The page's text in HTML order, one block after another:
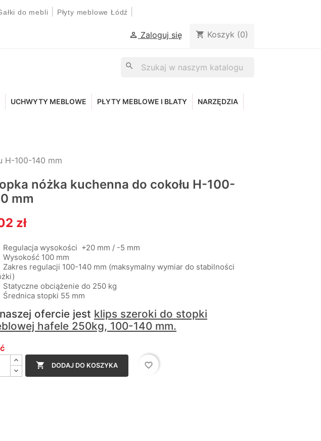
do mebli Płyty meblowe Łódź
 Zaloguj się shopping_cart Koszyk (0)
search
UCHWYTY MEBLOWE PŁYTY MEBLOWE I BLATY
NARZĘDZIA
H-100-140 mm
nóżka kuchenna do cokołu H-100-
mm
zł
Regulacja wysokości +20 mm / -5 mm
Wysokość 100 mm
Zakres regulacji 100-140 mm (maksymalny wymiar do stabilności
Statyczne obciążenie do 250 kg
Średnica stopki 55 mm
ofercie jest klips szeroki do stopki
hafele 250kg, 100-140 mm.
 DODAJ DO KOSZYKA favorite_border